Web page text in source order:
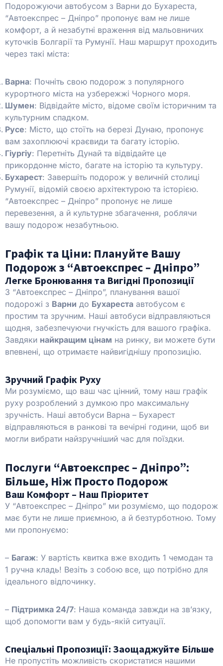
Подорожуючи автобусом з Варни до Бухареста,
“Автоекспрес – Дніпро” пропонує вам не лише
комфорт, а й незабутні враження від мальовничих
куточків Болгарії та Румунії. Наш маршрут проходить
через такі міста:
Варна: Почніть свою подорож з популярного
курортного міста на узбережжі Чорного моря.
Шумен: Відвідайте місто, відоме своїм історичним та
культурним спадком.
Русе: Місто, що стоїть на березі Дунаю, пропонує
вам захоплюючі краєвиди та багату історію.
Гіургіу: Перетніть Дунай та відвідайте це
прикордонне місто, багате на історію та культуру.
Бухарест: Завершіть подорож у величній столиці
Румунії, відомій своєю архітектурою та історією.
“Автоекспрес – Дніпро” пропонує не лише
перевезення, а й культурне збагачення, роблячи
вашу подорож незабутньою.
Графік та Ціни: Плануйте Вашу
Подорож з “Автоекспрес – Дніпро”
Легке Бронювання та Вигідні Пропозиції
З “Автоекспрес – Дніпро”, планування вашої
подорожі з Варни до Бухареста автобусом є
простим та зручним. Наші автобуси відправляються
щодня, забезпечуючи гнучкість для вашого графіка.
Завдяки найкращим цінам на ринку, ви можете бути
впевнені, що отримаєте найвигіднішу пропозицію.
Зручний Графік Руху
Ми розуміємо, що ваш час цінний, тому наш графік
руху розроблений з думкою про максимальну
зручність. Наші автобуси Варна – Бухарест
відправляються в ранкові та вечірні години, щоб ви
могли вибрати найзручніший час для поїздки.
Послуги “Автоекспрес – Дніпро”:
Більше, Ніж Просто Подорож
Ваш Комфорт – Наш Пріоритет
У “Автоекспрес – Дніпро” ми розуміємо, що подорож
має бути не лише приємною, а й безтурботною. Тому
ми пропонуємо:
– Багаж: У вартість квитка вже входить 1 чемодан та
1 ручна кладь! Везіть з собою все, що потрібно для
ідеального відпочинку.
– Підтримка 24/7: Наша команда завжди на зв’язку,
щоб допомогти вам у будь-якій ситуації.
Спеціальні Пропозиції: Заощаджуйте Більше
Не пропустіть можливість скористатися нашими